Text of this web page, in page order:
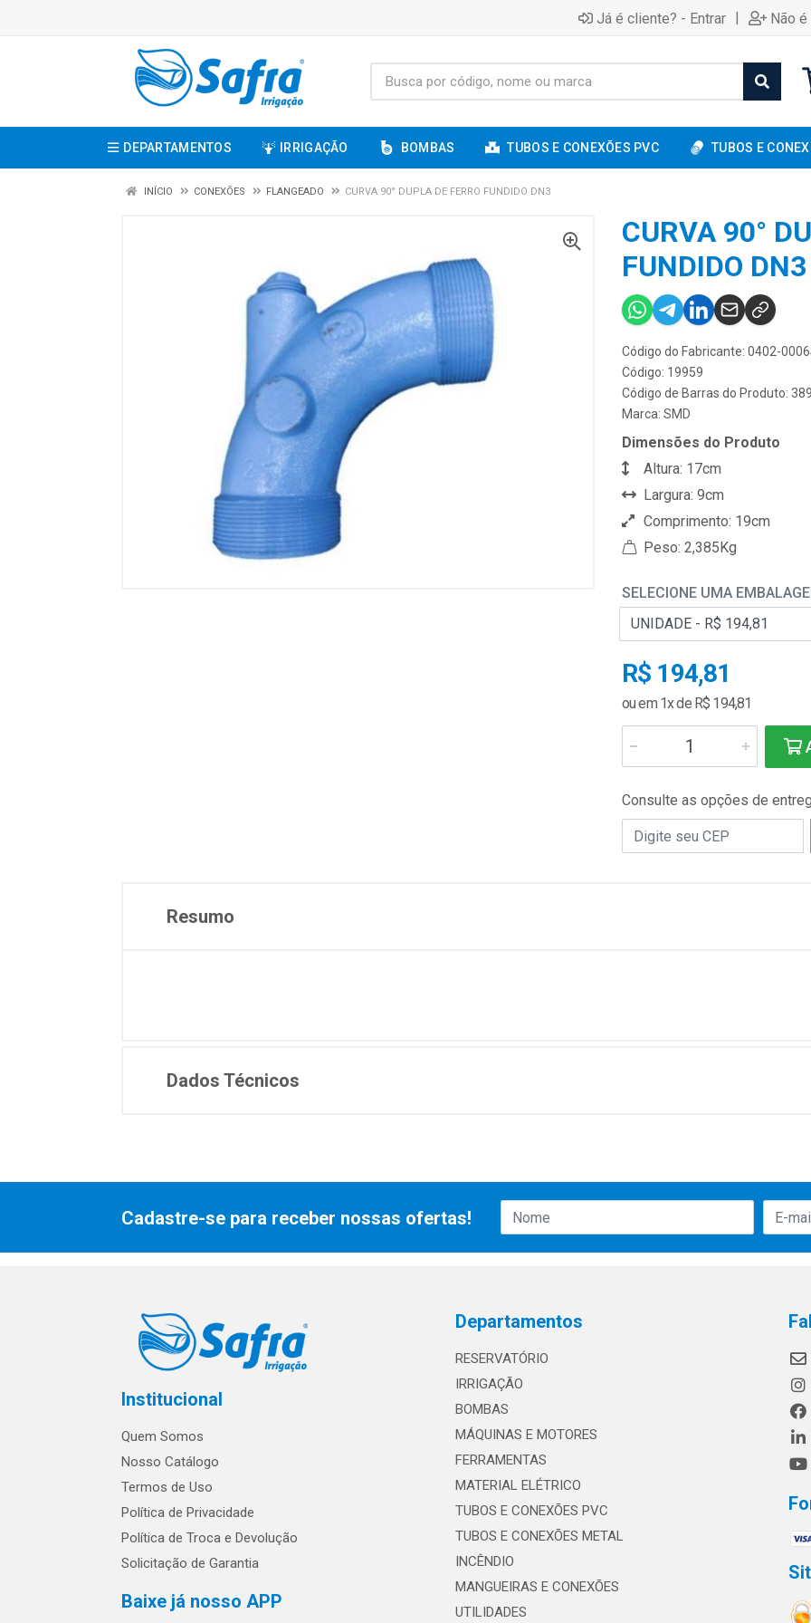
Já é cliente? - Entrar | Não
DEPARTAMENTOS IRRIGAÇÃO BOMBAS TUBOS E CONEXÕES PVC TUBOS E
INÍCIO CONEXÕES FLANGEADO CURVA 90° DUPLA DE FERRO FUNDIDO DN3
CURVA 90°
FUNDIDO DN3
Código do Fabricante: 0402-
Código: 19959
Código de Barras do Produto:
Marca: SMD
Dimensões do Produto
Altura: 17cm
Largura: 9cm
Comprimento: 19cm
Peso: 2,385Kg
SELECIONE UMA
R$ 194,81
ou em 1x de R$ 194,81
Consulte as opções de
Resumo
Dados Técnicos
Cadastre-se para receber nossas ofertas!
Institucional
Quem Somos
Nosso Catálogo
Termos de Uso
Política de Privacidade
Política de Troca e Devolução
Solicitação de Garantia
Baixe já nosso APP
Departamentos
RESERVATÓRIO
IRRIGAÇÃO
BOMBAS
MÁQUINAS E MOTORES
FERRAMENTAS
MATERIAL ELÉTRICO
TUBOS E CONEXÕES PVC
TUBOS E CONEXÕES METAL
INCÊNDIO
MANGUEIRAS E CONEXÕES
UTILIDADES